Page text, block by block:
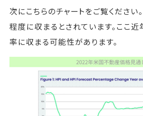
次にこちらのチャートをご覧くださ
程度に収まるとされています。ここ
率に収まる可能性があります。